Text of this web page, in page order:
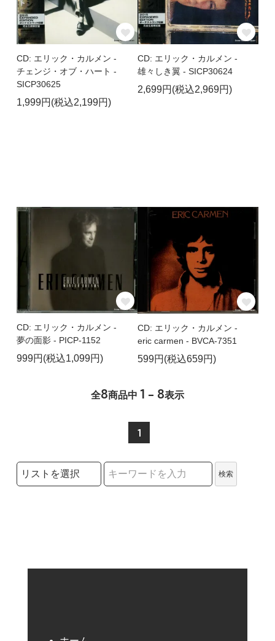
CD: エリック・カルメン -
チェンジ・オブ・ハート -
SICP30625
1,999円(税込2,199円)
CD: エリック・カルメン -
雄々しき翼 - SICP30624
2,699円(税込2,969円)
CD: エリック・カルメン -
夢の面影 - PICP-1152
999円(税込1,099円)
CD: エリック・カルメン -
eric carmen - BVCA-7351
599円(税込659円)
全8商品中 1 - 8表示
1
検索リストの選択
検索